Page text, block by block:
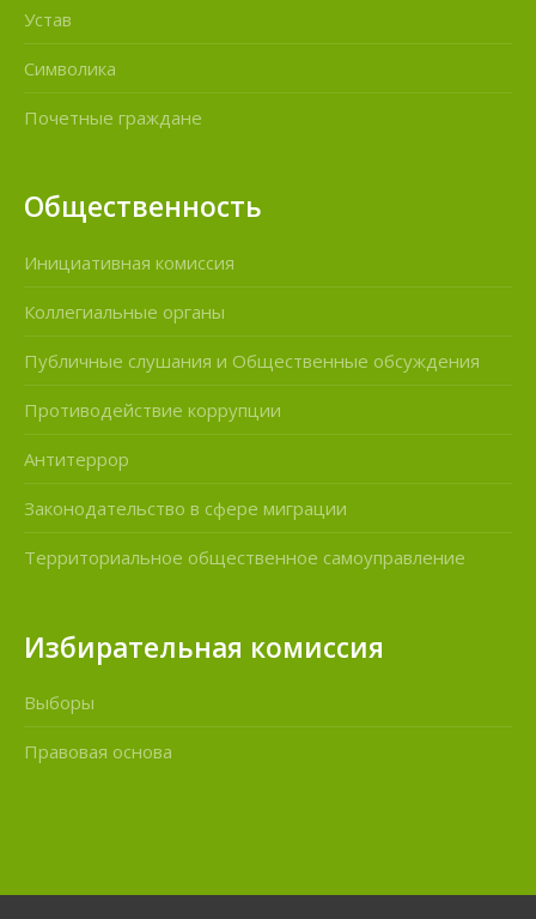
Устав
Символика
Почетные граждане
Общественность
Инициативная комиссия
Коллегиальные органы
Публичные слушания и Общественные обсуждения
Противодействие коррупции
Антитеррор
Законодательство в сфере миграции
Территориальное общественное самоуправление
Избирательная комиссия
Выборы
Правовая основа